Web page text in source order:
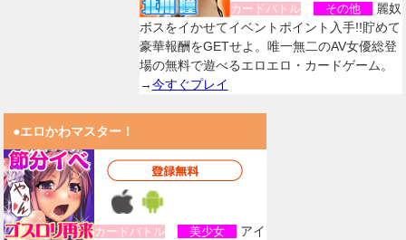
カードバトル その他
麗奴
ボスをイかせてイベントポイント入手!!貯めて
豪華報酬をGETせよ。唯一無二のAV女優総登
場の無料で遊べるエロエロ・カードゲーム。
→今すぐプレイ
●エロかわマスター！
カードバトル 美少女
アイ